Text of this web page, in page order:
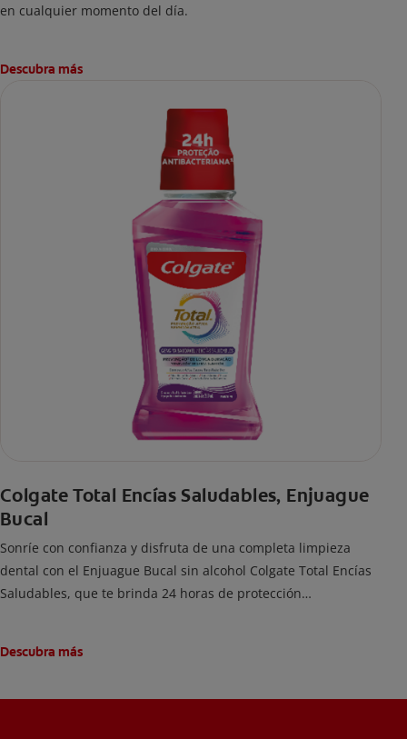
en cualquier momento del día.
Descubra más
Colgate Total Encías Saludables, Enjuague
Bucal
Sonríe con confianza y disfruta de una completa limpieza
dental con el Enjuague Bucal sin alcohol Colgate Total Encías
Saludables, que te brinda 24 horas de protección
Descubra más